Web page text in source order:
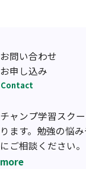
お問い合わせ
お申し込み
Contact
チャンプ学習スク
ります。勉強の悩
にご相談ください。
more